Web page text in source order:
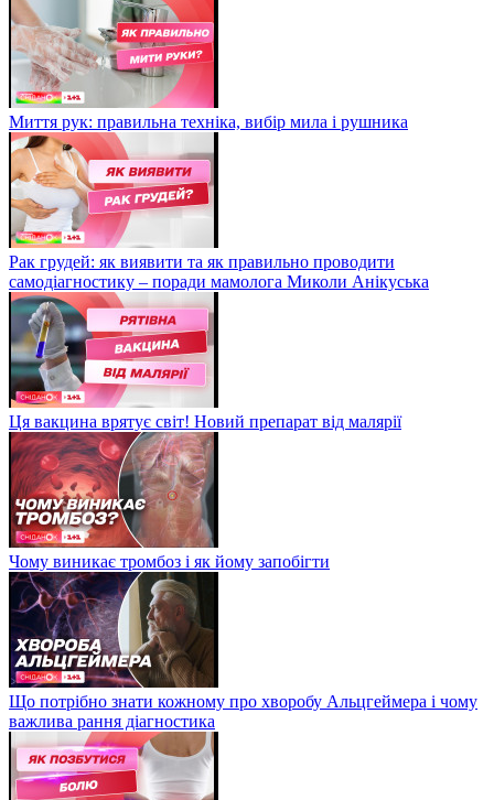
Миття рук: правильна техніка, вибір мила і рушника
Рак грудей: як виявити та як правильно проводити
самодіагностику – поради мамолога Миколи Анікуська
Ця вакцина врятує світ! Новий препарат від малярії
Чому виникає тромбоз і як йому запобігти
Що потрібно знати кожному про хворобу Альцгеймера і чому
важлива рання діагностика